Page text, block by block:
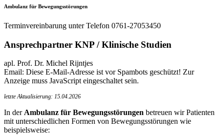
Ambulanz für Bewegungsstörungen
Terminvereinbarung unter Telefon 0761-27053450
Ansprechpartner KNP / Klinische Studien
apl. Prof. Dr. Michel Rijntjes
Email: Diese E-Mail-Adresse ist vor Spambots geschützt! Zur
Anzeige muss JavaScript eingeschaltet sein.
letzte Aktualisierung: 15.04.2026
In der Ambulanz für Bewegungsstörungen betreuen wir Patienten
mit unterschiedlichen Formen von Bewegungsstörungen wie
beispielsweise: